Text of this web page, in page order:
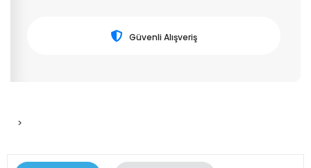
Güvenli Alışveriş
>